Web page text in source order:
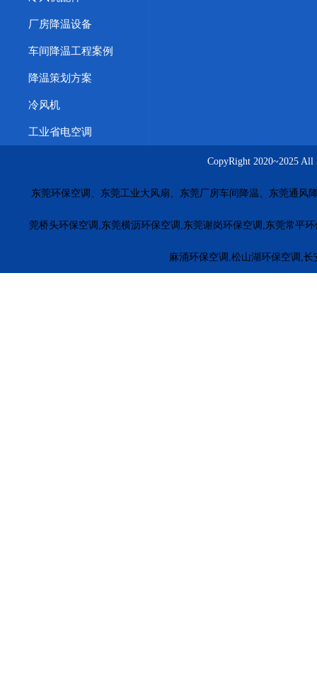
厂房降温设备
车间降温工程案例
降温策划方案
冷风机
工业省电空调
CopyRight 2020~2025
东莞环保空调、东莞工业大风扇、东莞厂房车间降温、东莞通
莞桥头环保空调,东莞横沥环保空调,东莞谢岗环保空调,东莞常平
麻涌环保空调,松山湖环保空调,